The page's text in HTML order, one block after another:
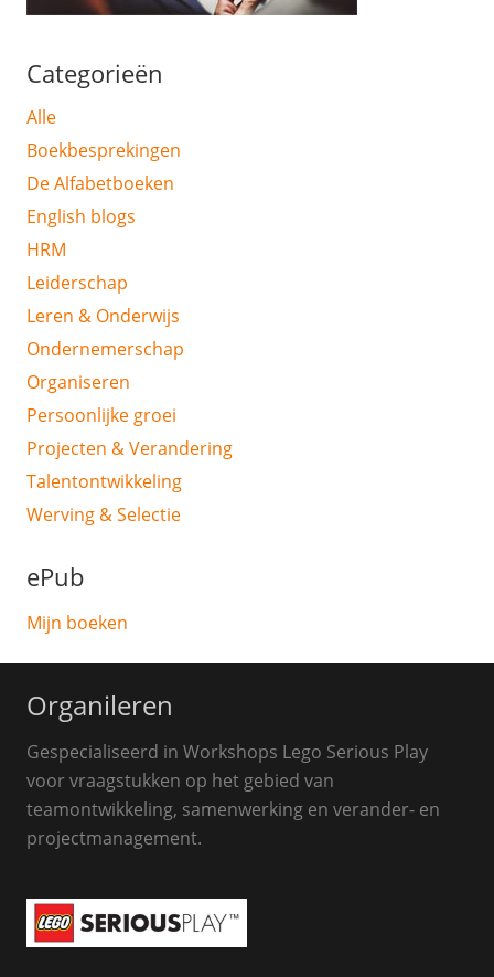
Categorieën
Alle
Boekbesprekingen
De Alfabetboeken
English blogs
HRM
Leiderschap
Leren & Onderwijs
Ondernemerschap
Organiseren
Persoonlijke groei
Projecten & Verandering
Talentontwikkeling
Werving & Selectie
ePub
Mijn boeken
Organileren
Gespecialiseerd in Workshops Lego Serious Play
voor vraagstukken op het gebied van
teamontwikkeling, samenwerking en verander- en
projectmanagement.